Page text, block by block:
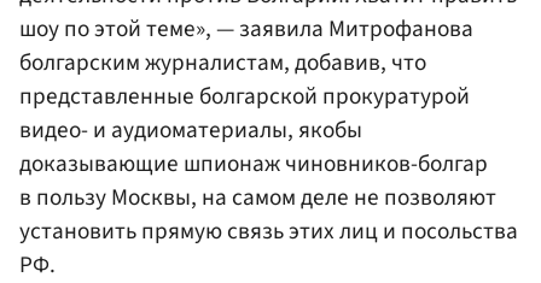
шоу по этой теме», — заявила Митрофанова
болгарским журналистам, добавив, что
представленные болгарской прокуратурой
видео- и аудиоматериалы, якобы
доказывающие шпионаж чиновников-болгар
в пользу Москвы, на самом деле не позволяют
установить прямую связь этих лиц и посольства
РФ.